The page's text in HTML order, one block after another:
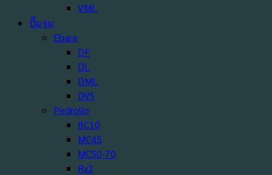
VML
ปั๊มจุ่ม
Ebara
DF
DL
DML
DVS
Pedrollo
BC10
MC45
MC50-70
Rx2